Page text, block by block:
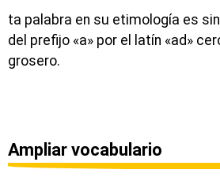
ta palabra en su etimología es
del prefijo «a» por el latín «ad»
grosero.
Ampliar vocabulario